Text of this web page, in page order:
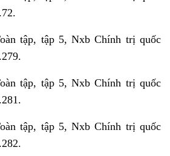
.
tập, tập 5, Nxb Chính trị quốc
.
tập, tập 5, Nxb Chính trị quốc
.
tập, tập 5, Nxb Chính trị quốc
.